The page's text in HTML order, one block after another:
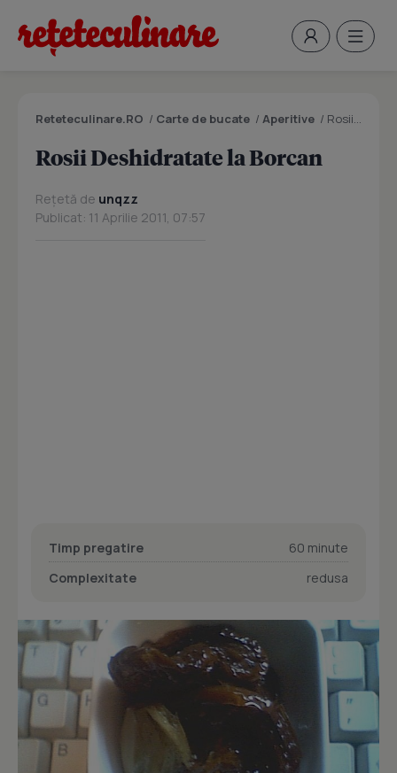
Reteteculinare.RO / Carte de bucate / Aperitive / Rosii Deshidratate la Borcan
Rosii Deshidratate la Borcan
Rețetă de unqzz
Publicat: 11 Aprilie 2011, 07:57
Timp pregatire
60 minute
Complexitate
redusa